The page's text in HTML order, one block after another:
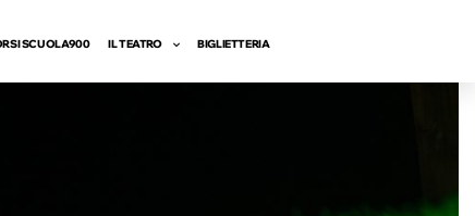
SCUOLA900 IL TEATRO BIGLIETTERIA